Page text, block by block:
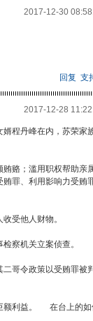
2017-12-30
回复 支
2017-12-28
程丹峰在内，苏荣家
赂；滥用职权帮助亲
罪、利用影响力受贿
受他人财物。
察机关立案侦查。
哥令政策以受贿罪被
额利益。 在台上的如